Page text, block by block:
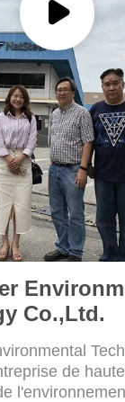
Co.,Ltd.
de